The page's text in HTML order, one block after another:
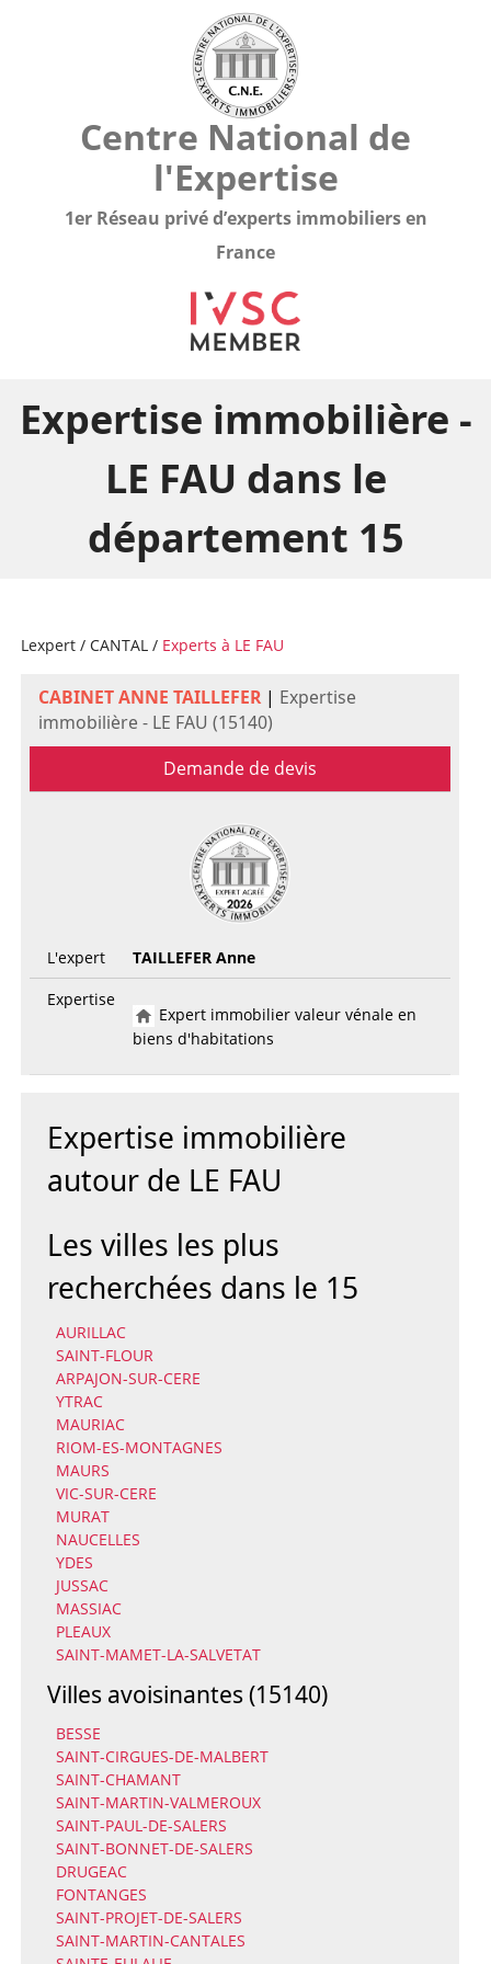
Centre National de
l'Expertise
1er Réseau privé d’experts immobiliers en
France
Expertise immobilière -
LE FAU dans le
département 15
Lexpert/ CANTAL/ Experts à LE FAU
CABINET ANNE TAILLEFER| Expertise
immobilière - LE FAU (15140)
Demande de devis
L'expert
TAILLEFER Anne
Expertise
Expert immobilier valeur vénale en
biens d'habitations
Expertise immobilière
autour de LE FAU
Les villes les plus
recherchées dans le 15
AURILLAC
SAINT-FLOUR
ARPAJON-SUR-CERE
YTRAC
MAURIAC
RIOM-ES-MONTAGNES
MAURS
VIC-SUR-CERE
MURAT
NAUCELLES
YDES
JUSSAC
MASSIAC
PLEAUX
SAINT-MAMET-LA-SALVETAT
Villes avoisinantes (15140)
BESSE
SAINT-CIRGUES-DE-MALBERT
SAINT-CHAMANT
SAINT-MARTIN-VALMEROUX
SAINT-PAUL-DE-SALERS
SAINT-BONNET-DE-SALERS
DRUGEAC
FONTANGES
SAINT-PROJET-DE-SALERS
SAINT-MARTIN-CANTALES